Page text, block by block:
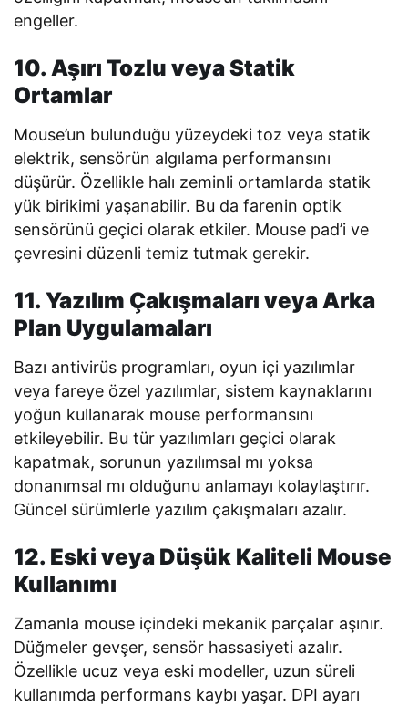
engeller.
10. Aşırı Tozlu veya Statik
Ortamlar
Mouse’un bulunduğu yüzeydeki toz veya statik
elektrik, sensörün algılama performansını
düşürür. Özellikle halı zeminli ortamlarda statik
yük birikimi yaşanabilir. Bu da farenin optik
sensörünü geçici olarak etkiler. Mouse pad’i ve
çevresini düzenli temiz tutmak gerekir.
11. Yazılım Çakışmaları veya Arka
Plan Uygulamaları
Bazı antivirüs programları, oyun içi yazılımlar
veya fareye özel yazılımlar, sistem kaynaklarını
yoğun kullanarak mouse performansını
etkileyebilir. Bu tür yazılımları geçici olarak
kapatmak, sorunun yazılımsal mı yoksa
donanımsal mı olduğunu anlamayı kolaylaştırır.
Güncel sürümlerle yazılım çakışmaları azalır.
12. Eski veya Düşük Kaliteli Mouse
Kullanımı
Zamanla mouse içindeki mekanik parçalar aşınır.
Düğmeler gevşer, sensör hassasiyeti azalır.
Özellikle ucuz veya eski modeller, uzun süreli
kullanımda performans kaybı yaşar. DPI ayarı